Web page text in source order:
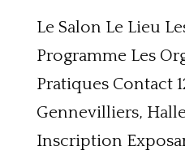
Le Salon Le Lieu
Programme Les
Pratiques Contact
Gennevilliers,
Inscription